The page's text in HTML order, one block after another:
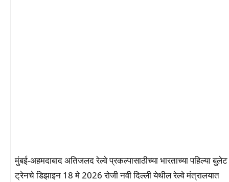
मुंबई-अहमदाबाद अतिजलद रेल्वे प्रकल्पासाठीच्या भारताच्या पहिल्या बुलेट
ट्रेनचे डिझाइन 18 मे 2026 रोजी नवी दिल्ली येथील रेल्वे मंत्रालयात